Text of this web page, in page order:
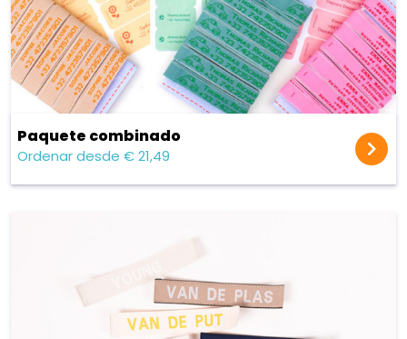
Paquete combinado
Ordenar desde € 21,49